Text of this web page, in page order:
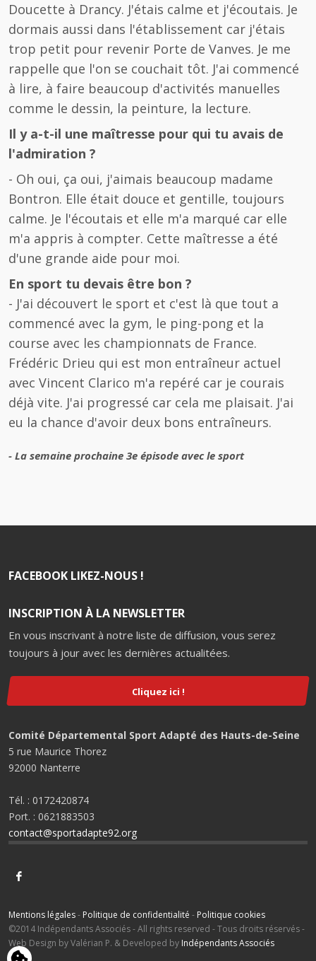
Doucette à Drancy. J'étais calme et j'écoutais. Je
dormais aussi dans l'établissement car j'étais
trop petit pour revenir Porte de Vanves. Je me
rappelle que l'on se couchait tôt. J'ai commencé
à lire, à faire beaucoup d'activités manuelles
comme le dessin, la peinture, la lecture.
Il y a-t-il une maîtresse pour qui tu avais de
l'admiration ?
- Oh oui, ça oui, j'aimais beaucoup madame
Bontron. Elle était douce et gentille, toujours
calme. Je l'écoutais et elle m'a marqué car elle
m'a appris à compter. Cette maîtresse a été
d'une grande aide pour moi.
En sport tu devais être bon ?
- J'ai découvert le sport et c'est là que tout a
commencé avec la gym, le ping-pong et la
course avec les championnats de France.
Frédéric Drieu qui est mon entraîneur actuel
avec Vincent Clarico m'a repéré car je courais
déjà vite. J'ai progressé car cela me plaisait. J'ai
eu la chance d'avoir deux bons entraîneurs.
- La semaine prochaine 3e épisode avec le sport
FACEBOOK LIKEZ-NOUS !
INSCRIPTION À LA NEWSLETTER
En vous inscrivant à notre liste de diffusion, vous serez
toujours à jour avec les dernières actualitées.
Cliquez ici !
Comité Départemental Sport Adapté des Hauts-de-Seine
5 rue Maurice Thorez
92000 Nanterre
Tél. : 0172420874
Port. : 0621883503
contact@sportadapte92.org
Mentions légales- Politique de confidentialité - Politique cookies
©2014 Indépendants Associés - All rights reserved - Tous droits réservés -
Web Design by Valérian P. & Developed by Indépendants Associés